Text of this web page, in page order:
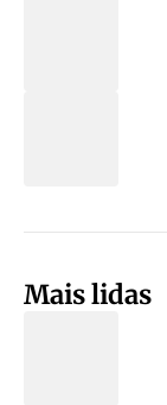
Mais lidas